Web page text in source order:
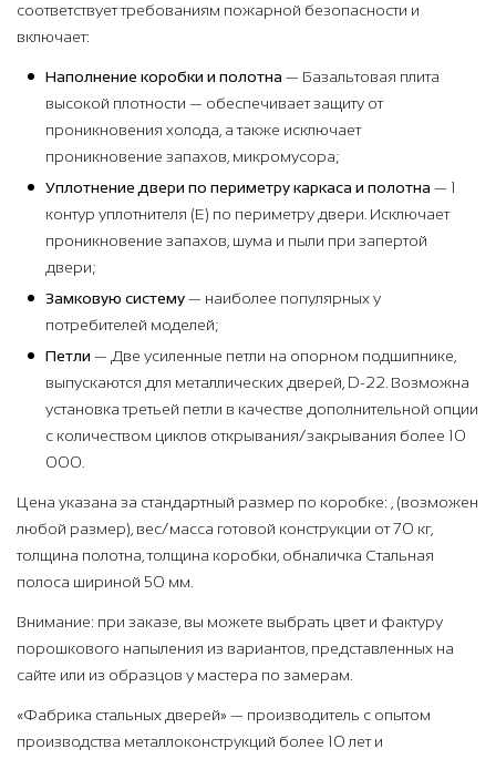
соответствует требованиям пожарной безопасности и
включает:
Наполнение коробки и полотна — Базальтовая плита
высокой плотности — обеспечивает защиту от
проникновения холода, а также исключает
проникновение запахов, микромусора;
Уплотнение двери по периметру каркаса и полотна — 1
контур уплотнителя (Е) по периметру двери. Исключает
проникновение запахов, шума и пыли при запертой
двери;
Замковую систему— наиболее популярных у
потребителей моделей;
Петли — Две усиленные петли на опорном подшипнике,
выпускаются для металлических дверей, D-22. Возможна
установка третьей петли в качестве дополнительной опции
с количеством циклов открывания/закрывания более 10
000.
Цена указана за стандартный размер по коробке: , (возможен
любой размер), вес/масса готовой конструкции от 70 кг,
толщина полотна, толщина коробки, обналичка Стальная
полоса шириной 50 мм.
Внимание: при заказе, вы можете выбрать цвет и фактуру
порошкового напыления из вариантов, представленных на
сайте или из образцов у мастера по замерам.
«Фабрика стальных дверей» — производитель с опытом
производства металлоконструкций более 10 лет и